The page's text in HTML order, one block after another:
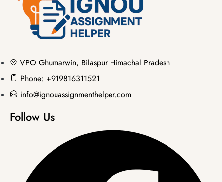
VPO Ghumarwin, Bilaspur Himachal Pradesh
Phone: +919816311521
info@ignouassignmenthelper.com
Follow Us